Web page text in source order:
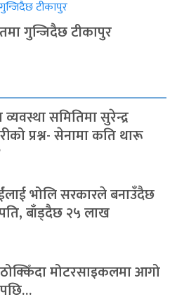
गुन्जिदैछ टीकापुर
व्यवस्था समितिमा सुरेन्द्र
प्रश्न- सेनामा कति थारू
भोलि सरकारले बनाउँदैछ
बाँड्दैछ २५ लाख
मोटरसाइकलमा आगो